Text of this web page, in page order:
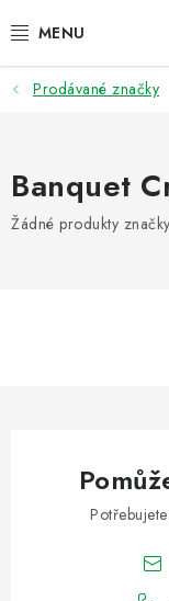
na
ÚKLID | DROGERIE
KANCELÁŘ
ZNAČKY
Fakturace v
FAQ - Náhradní plnění
Prodávané značky
Banquet
Žádné produkty značky